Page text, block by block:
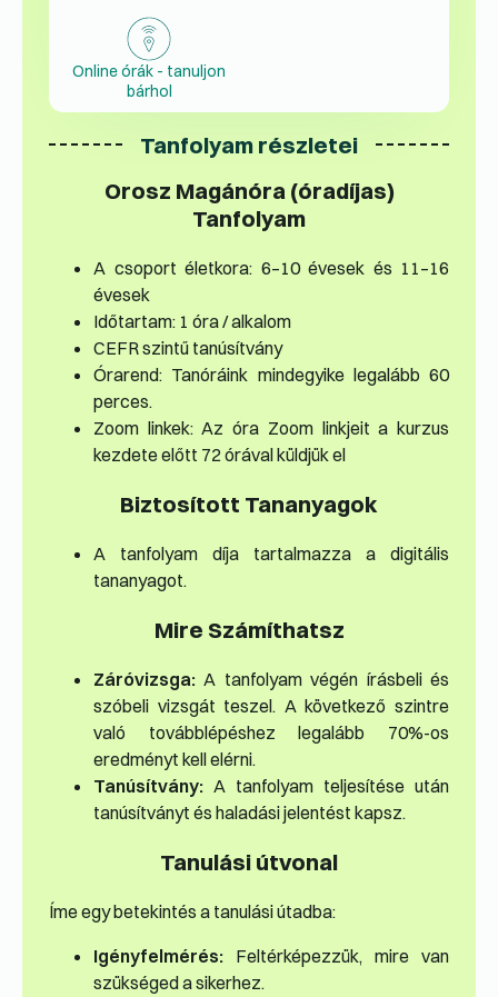
Online órák - tanuljon
bárhol
Tanfolyam részletei
Orosz Magánóra (óradíjas)
Tanfolyam
A csoport életkora: 6–10 évesek és 11–16
évesek
Időtartam: 1 óra / alkalom
CEFR szintű tanúsítvány
Órarend: Tanóráink mindegyike legalább 60
perces.
Zoom linkek: Az óra Zoom linkjeit a kurzus
kezdete előtt 72 órával küldjük el
Biztosított Tananyagok
A tanfolyam díja tartalmazza a digitális
tananyagot.
Mire Számíthatsz
Záróvizsga: A tanfolyam végén írásbeli és
szóbeli vizsgát teszel. A következő szintre
való továbblépéshez legalább 70%-os
eredményt kell elérni.
Tanúsítvány: A tanfolyam teljesítése után
tanúsítványt és haladási jelentést kapsz.
Tanulási útvonal
Íme egy betekintés a tanulási útadba:
Igényfelmérés: Feltérképezzük, mire van
szükséged a sikerhez.